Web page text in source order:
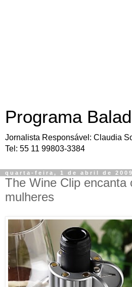
Programa
Jornalista Responsável: Claudia
Tel: 55 11 99803-3384
quarta-feira, 1 de abril de 2009
The Wine Clip encanta
mulheres